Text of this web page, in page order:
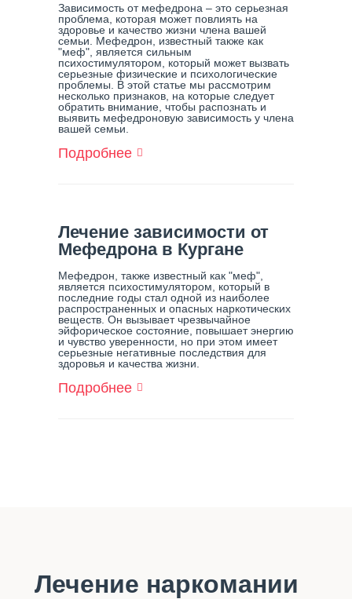
Зависимость от мефедрона – это серьезная
проблема, которая может повлиять на
здоровье и качество жизни члена вашей
семьи. Мефедрон, известный также как
"меф", является сильным
психостимулятором, который может вызвать
серьезные физические и психологические
проблемы. В этой статье мы рассмотрим
несколько признаков, на которые следует
обратить внимание, чтобы распознать и
выявить мефедроновую зависимость у члена
вашей семьи.
Подробнее О
Зависимость
У
Семьи
Лечение зависимости от
Мефедрона в Кургане
Мефедрон, также известный как "меф",
является психостимулятором, который в
последние годы стал одной из наиболее
распространенных и опасных наркотических
веществ. Он вызывает чрезвычайное
эйфорическое состояние, повышает энергию
и чувство уверенности, но при этом имеет
серьезные негативные последствия для
здоровья и качества жизни.
Подробнее О
Лечение наркомании